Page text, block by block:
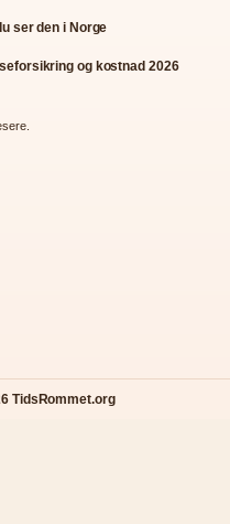
ser den i Norge
og kostnad 2026
TidsRommet.org